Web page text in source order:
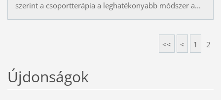
szerint a csoportterápia a leghatékonyabb módszer a...
<< < 1 2
Újdonságok